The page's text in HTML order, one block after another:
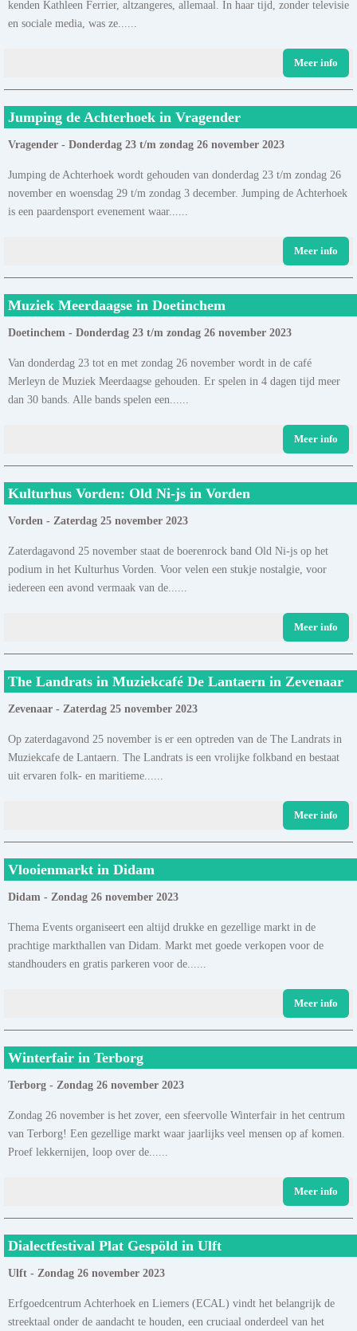
kenden Kathleen Ferrier, altzangeres, allemaal. In haar tijd, zonder televisie
en sociale media, was ze......
Meer info
Jumping de Achterhoek in Vragender
Vragender - Donderdag 23 t/m zondag 26 november 2023
Jumping de Achterhoek wordt gehouden van donderdag 23 t/m zondag 26
november en woensdag 29 t/m zondag 3 december. Jumping de Achterhoek
is een paardensport evenement waar......
Meer info
Muziek Meerdaagse in Doetinchem
Doetinchem - Donderdag 23 t/m zondag 26 november 2023
Van donderdag 23 tot en met zondag 26 november wordt in de café
Merleyn de Muziek Meerdaagse gehouden. Er spelen in 4 dagen tijd meer
dan 30 bands. Alle bands spelen een......
Meer info
Kulturhus Vorden: Old Ni-js in Vorden
Vorden - Zaterdag 25 november 2023
Zaterdagavond 25 november staat de boerenrock band Old Ni-js op het
podium in het Kulturhus Vorden. Voor velen een stukje nostalgie, voor
iedereen een avond vermaak van de......
Meer info
The Landrats in Muziekcafé De Lantaern in Zevenaar
Zevenaar - Zaterdag 25 november 2023
Op zaterdagavond 25 november is er een optreden van de The Landrats in
Muziekcafe de Lantaern. The Landrats is een vrolijke folkband en bestaat
uit ervaren folk- en maritieme......
Meer info
Vlooienmarkt in Didam
Didam - Zondag 26 november 2023
Thema Events organiseert een altijd drukke en gezellige markt in de
prachtige markthallen van Didam. Markt met goede verkopen voor de
standhouders en gratis parkeren voor de......
Meer info
Winterfair in Terborg
Terborg - Zondag 26 november 2023
Zondag 26 november is het zover, een sfeervolle Winterfair in het centrum
van Terborg! Een gezellige markt waar jaarlijks veel mensen op af komen.
Proef lekkernijen, loop over de......
Meer info
Dialectfestival Plat Gespöld in Ulft
Ulft - Zondag 26 november 2023
Erfgoedcentrum Achterhoek en Liemers (ECAL) vindt het belangrijk de
streektaal onder de aandacht te houden, een cruciaal onderdeel van het